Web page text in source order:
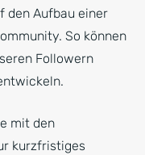
den Aufbau einer
So können
Followern
mit den
kurzfristiges